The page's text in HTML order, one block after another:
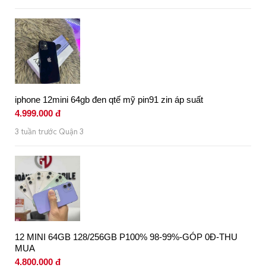
iphone 12mini 64gb đen qtế mỹ pin91 zin áp suất
4.999.000 đ
3 tuần trước Quận 3
12 MINI 64GB 128/256GB P100% 98-99%-GÓP 0Đ-THU
MUA
4.800.000 đ